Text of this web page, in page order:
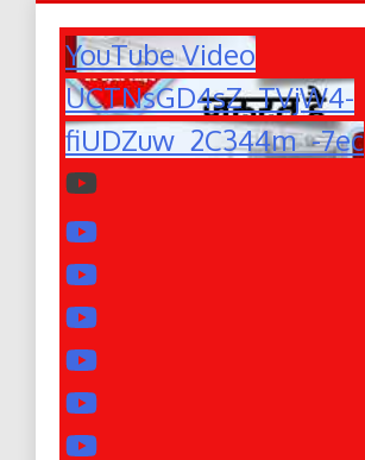
YouTube Video
UCTNsGD4sZ_TVjW4-
fiUDZuw_2C344m_-7ec